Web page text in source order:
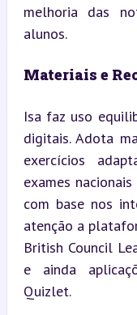
melhoria das
alunos.
Materiais e
Isa faz uso
digitais. Adota
exercícios
exames
com base nos
atenção a
British Council
e ainda
Quizlet.